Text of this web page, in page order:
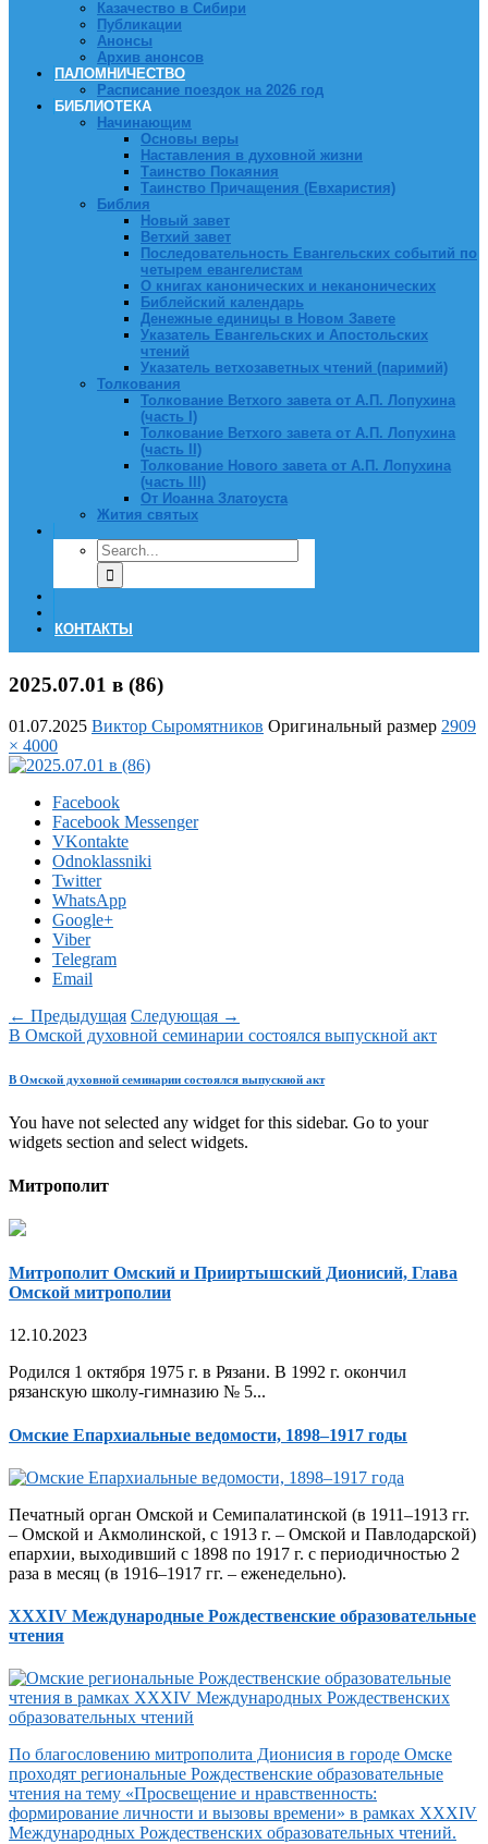
Казачество в Сибири
Публикации
Анонсы
Архив анонсов
ПАЛОМНИЧЕСТВО
Расписание поездок на 2026 год
БИБЛИОТЕКА
Начинающим
Основы веры
Наставления в духовной жизни
Таинство Покаяния
Таинство Причащения (Евхаристия)
Библия
Новый завет
Ветхий завет
Последовательность Евангельских событий по
четырем евангелистам
О книгах канонических и неканонических
Библейский календарь
Денежные единицы в Новом Завете
Указатель Евангельских и Апостольских
чтений
Указатель ветхозаветных чтений (паримий)
Толкования
Толкование Ветхого завета от А.П. Лопухина
(часть I)
Толкование Ветхого завета от А.П. Лопухина
(часть II)
Толкование Нового завета от А.П. Лопухина
(часть III)
От Иоанна Златоуста
Жития святых
КОНТАКТЫ
2025.07.01 в (86)
01.07.2025 Виктор Сыромятников Оригинальный размер 2909
× 4000
Facebook
Facebook Messenger
VKontakte
Odnoklassniki
Twitter
WhatsApp
Google+
Viber
Telegram
Email
← Предыдущая Следующая →
В Омской духовной семинарии состоялся выпускной акт
В Омской духовной семинарии состоялся выпускной акт
You have not selected any widget for this sidebar. Go to your
widgets section and select widgets.
Митрополит
Митрополит Омский и Прииртышский Дионисий, Глава
Омской митрополии
12.10.2023
Родился 1 октября 1975 г. в Рязани. В 1992 г. окончил
рязанскую школу-гимназию № 5...
Омские Епархиальные ведомости, 1898–1917 годы
Печатный орган Омской и Семипалатинской (в 1911–1913 гг.
– Омской и Акмолинской, с 1913 г. – Омской и Павлодарской)
епархии, выходивший с 1898 по 1917 г. с периодичностью 2
раза в месяц (в 1916–1917 гг. – еженедельно).
XXXIV Международные Рождественские образовательные
чтения
По благословению митрополита Дионисия в городе Омске
проходят региональные Рождественские образовательные
чтения на тему «Просвещение и нравственность:
формирование личности и вызовы времени» в рамках XXXIV
Международных Рождественских образовательных чтений.